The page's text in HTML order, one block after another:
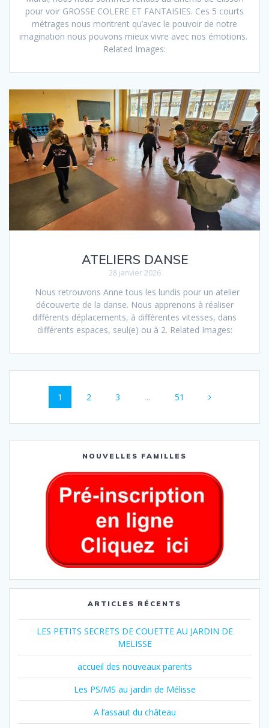
pour voir GROSSE COLERE ET FANTAISIES. Ces 5 courts
métrages nous montrent qu’avec le pouvoir de notre
imagination nous pouvons mieux vivre avec nos émotions.
Related Images:
ATELIERS DANSE
28 janvier 2026
Nous retrouvons Anne tous les lundis pour un atelier
découverte de la danse. Nous apprenons à réaliser
différents déplacements, à différentes vitesses, dans
différents espaces, seul(e) ou à 2. Related Images:
1 2 3 … 51
NOUVELLES FAMILLES
ARTICLES RÉCENTS
LES PETITS SECRETS DE COUETTE AU JARDIN DE
MELISSE
accueil des nouveaux parents
Les PS/MS au jardin de Mélisse
A l’assaut du château